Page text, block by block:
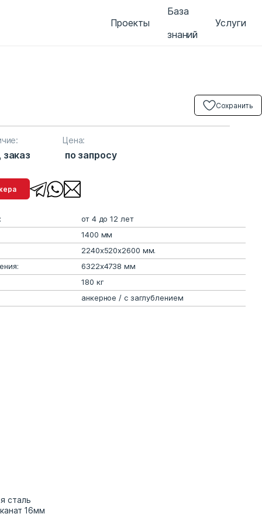
Проекты
База
знаний
Услуги
Цена:
по запросу
Сохранить
от 4 до 12 лет
1400 мм
2240х520х2600 мм.
6322х4738 мм
180 кг
анкерное / с заглублением
сталь
16мм